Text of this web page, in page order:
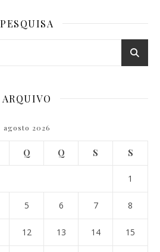
PESQUISA
ARQUIVO
agosto 2026
Q Q S S
1
5 6 7 8
12 13 14 15